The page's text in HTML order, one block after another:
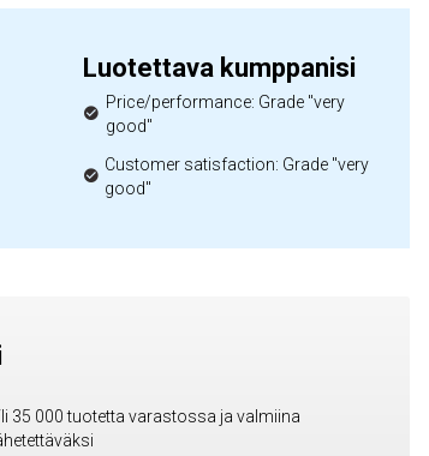
Luotettava kumppanisi
Price/performance: Grade "very
good"
Customer satisfaction: Grade "very
good"
35 000 tuotetta varastossa ja valmiina